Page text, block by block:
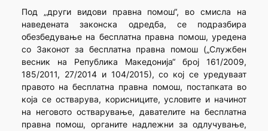
Под „други видови правна помош“, во смисла на
наведената законска одредба, се подразбира
обезбедување на бесплатна правна помош, уредена
со Законот за бесплатна правна помош („Службен
весник на Рeпублика Македонија“ број 161/2009,
185/2011, 27/2014 и 104/2015), со кој се уредуваат
правото на бесплатна правна помош, постапката во
која се остварува, корисниците, условите и начинот
на неговото остварување, давателите на бесплатна
правна помош, органите надлежни за одлучување,